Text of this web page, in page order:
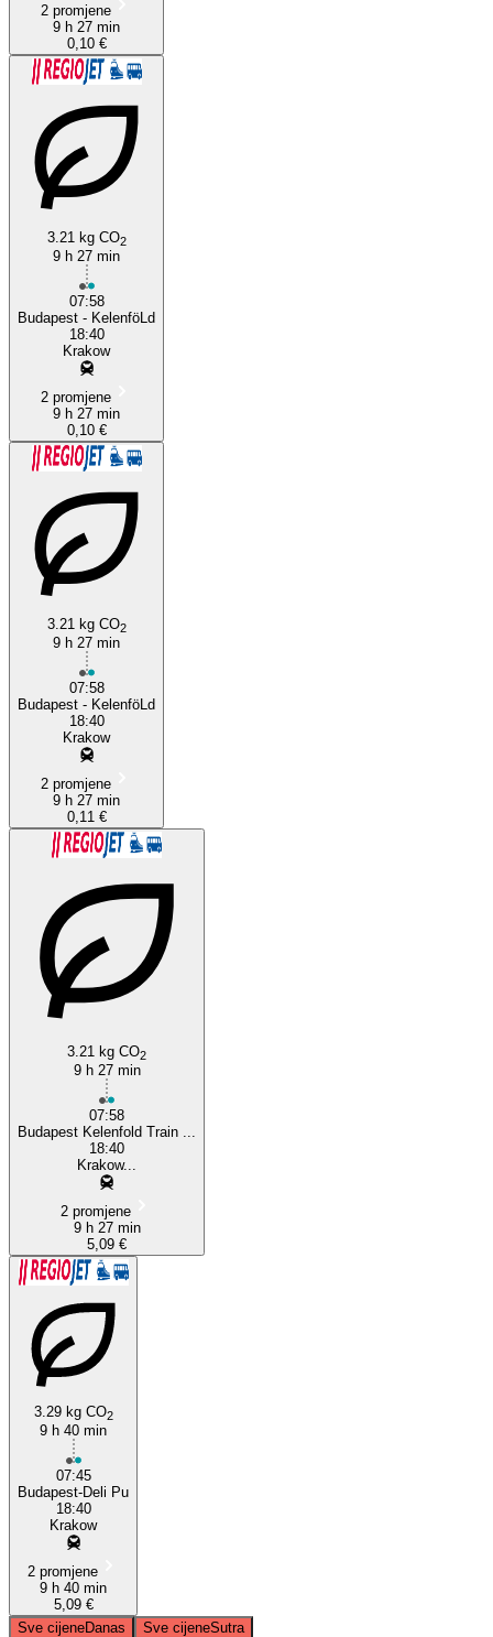
2 promjene
9 h 27 min
0,10 €
3.21 kg CO2
9 h 27 min
07:58
Budapest - KelenföLd
18:40
Krakow
2 promjene
9 h 27 min
0,10 €
3.21 kg CO2
9 h 27 min
07:58
Budapest - KelenföLd
18:40
Krakow
2 promjene
9 h 27 min
0,11 €
3.21 kg CO2
9 h 27 min
07:58
Budapest Kelenfold Train ...
18:40
Krakow...
2 promjene
9 h 27 min
5,09 €
3.29 kg CO2
9 h 40 min
07:45
Budapest-Deli Pu
18:40
Krakow
2 promjene
9 h 40 min
5,09 €
Sve cijeneDanas Sve cijeneSutra